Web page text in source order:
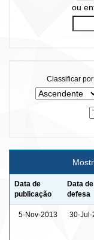
ou
Classificar
Data de
publicação
Data de
defesa
5-Nov-2013 30-Jul-